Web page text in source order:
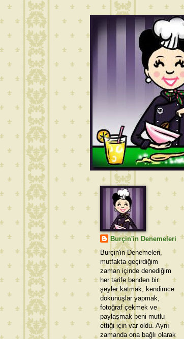
Burçin'in Denemeleri
Burçin'in Denemeleri,
mutfakta geçirdiğim
zaman içinde denediğim
her tarife benden bir
şeyler katmak, kendimce
dokunuşlar yapmak,
fotoğraf çekmek ve
paylaşmak beni mutlu
ettiği için var oldu. Aynı
zamanda ona bağlı olarak